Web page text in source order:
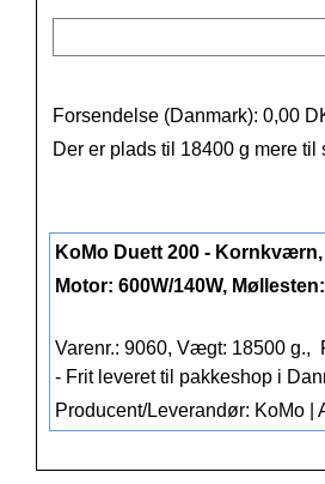
Forsendelse (Danmark): 0,00
Der er plads til 18400 g mere
KoMo Duett 200 -
Motor: 600W/140W,
Varenr.: 9060, Vægt: 18500 g.,
- Frit leveret til pakkeshop i
Producent/Leverandør: KoMo |